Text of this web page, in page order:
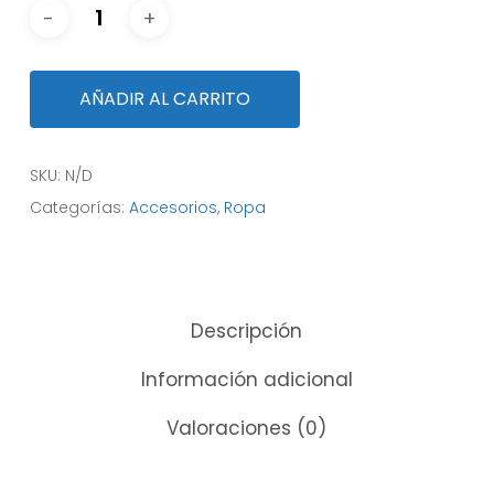
AÑADIR AL CARRITO
SKU: N/D
Categorías: Accesorios, Ropa
Descripción
Información adicional
Valoraciones (0)